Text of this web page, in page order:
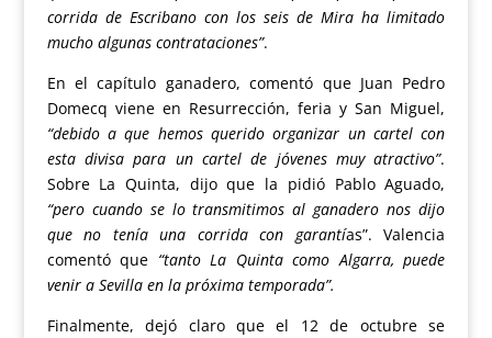
corrida de Escribano con los seis de Mira ha limitado
mucho algunas contrataciones”.
En el capítulo ganadero, comentó que Juan Pedro
Domecq viene en Resurrección, feria y San Miguel,
“debido a que hemos querido organizar un cartel con
esta divisa para un cartel de jóvenes muy atractivo”.
Sobre La Quinta, dijo que la pidió Pablo Aguado,
“pero cuando se lo transmitimos al ganadero nos dijo
que no tenía una corrida con garantías”. Valencia
comentó que “tanto La Quinta como Algarra, puede
venir a Sevilla en la próxima temporada”.
Finalmente, dejó claro que el 12 de octubre se